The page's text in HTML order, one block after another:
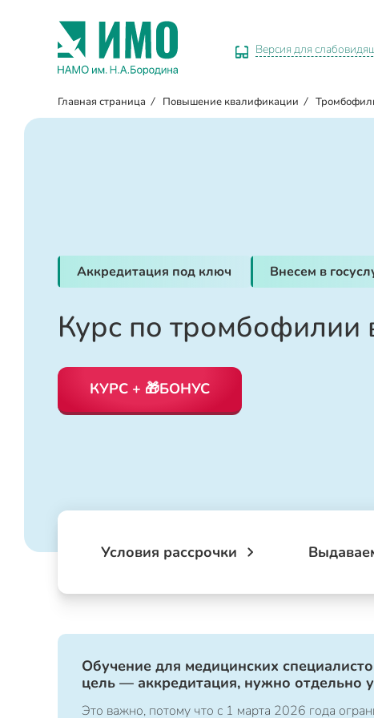
Версия для
Главная страница / Повышение квалификации /
Аккредитация под ключ Внесем в
Курс по тромбофилии
КУРС + 🎁БОНУС
Условия рассрочки
Обучение для медицинских
цель — аккредитация, нужно отдельно
Это важно, потому что с 1 марта 2026 года